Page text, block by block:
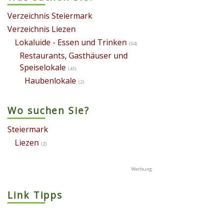
Verzeichnis Steiermark
Verzeichnis Liezen
Lokaluide - Essen und Trinken (54)
Restaurants, Gasthäuser und
Speiselokale (41)
Haubenlokale (2)
Wo suchen Sie?
Steiermark
Liezen (2)
Link Tipps